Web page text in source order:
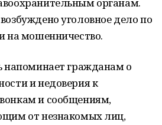
уголовное дело по
на мошенничество.
напоминает гражданам о
и недоверия к
и сообщениям,
от незнакомых лиц,